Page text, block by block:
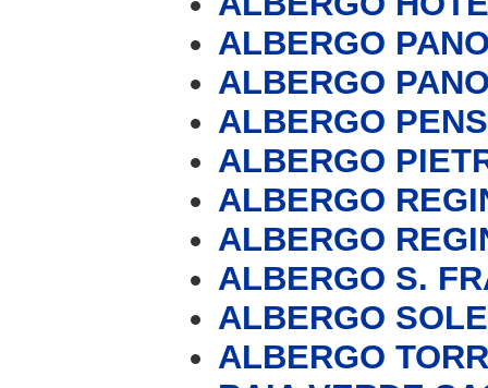
ALBERGO
ALBERGO
ALBERGO
ALBERGO
ALBERGO
ALBERGO
ALBERGO S.
ALBERGO
ALBERGO